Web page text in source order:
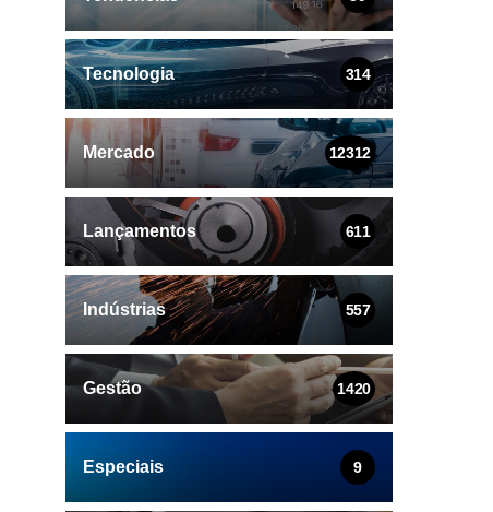
Tecnologia 314
Mercado 12312
Lançamentos 611
Indústrias 557
Gestão 1420
Especiais 9